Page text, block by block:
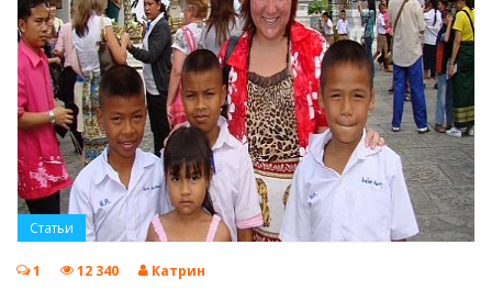
Статьи
1 12 340 Катрин